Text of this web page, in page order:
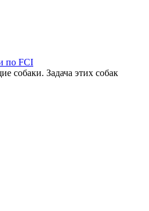
по FCI
собаки. Задача этих собак